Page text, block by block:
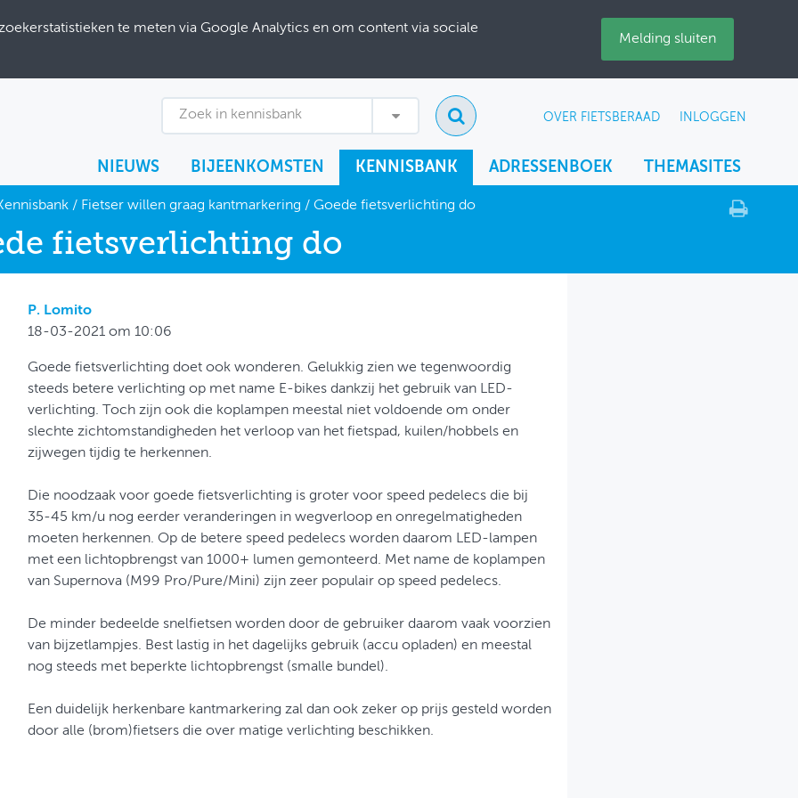
te meten via Google Analytics en om content via sociale
Melding sluiten
Zoek in kennisbank OVER FIETSBERAAD INLOGGEN
NIEUWS BIJEENKOMSTEN KENNISBANK ADRESSENBOEK THEMASITES
/ Fietser willen graag kantmarkering / Goede fietsverlichting do
fietsverlichting do
P. Lomito
18-03-2021 om 10:06
Goede fietsverlichting doet ook wonderen. Gelukkig zien we tegenwoordig
steeds betere verlichting op met name E-bikes dankzij het gebruik van LED-
verlichting. Toch zijn ook die koplampen meestal niet voldoende om onder
slechte zichtomstandigheden het verloop van het fietspad, kuilen/hobbels en
zijwegen tijdig te herkennen.
Die noodzaak voor goede fietsverlichting is groter voor speed pedelecs die bij
35-45 km/u nog eerder veranderingen in wegverloop en onregelmatigheden
moeten herkennen. Op de betere speed pedelecs worden daarom LED-lampen
met een lichtopbrengst van 1000+ lumen gemonteerd. Met name de koplampen
van Supernova (M99 Pro/Pure/Mini) zijn zeer populair op speed pedelecs.
De minder bedeelde snelfietsen worden door de gebruiker daarom vaak voorzien
van bijzetlampjes. Best lastig in het dagelijks gebruik (accu opladen) en meestal
nog steeds met beperkte lichtopbrengst (smalle bundel).
Een duidelijk herkenbare kantmarkering zal dan ook zeker op prijs gesteld worden
door alle (brom)fietsers die over matige verlichting beschikken.